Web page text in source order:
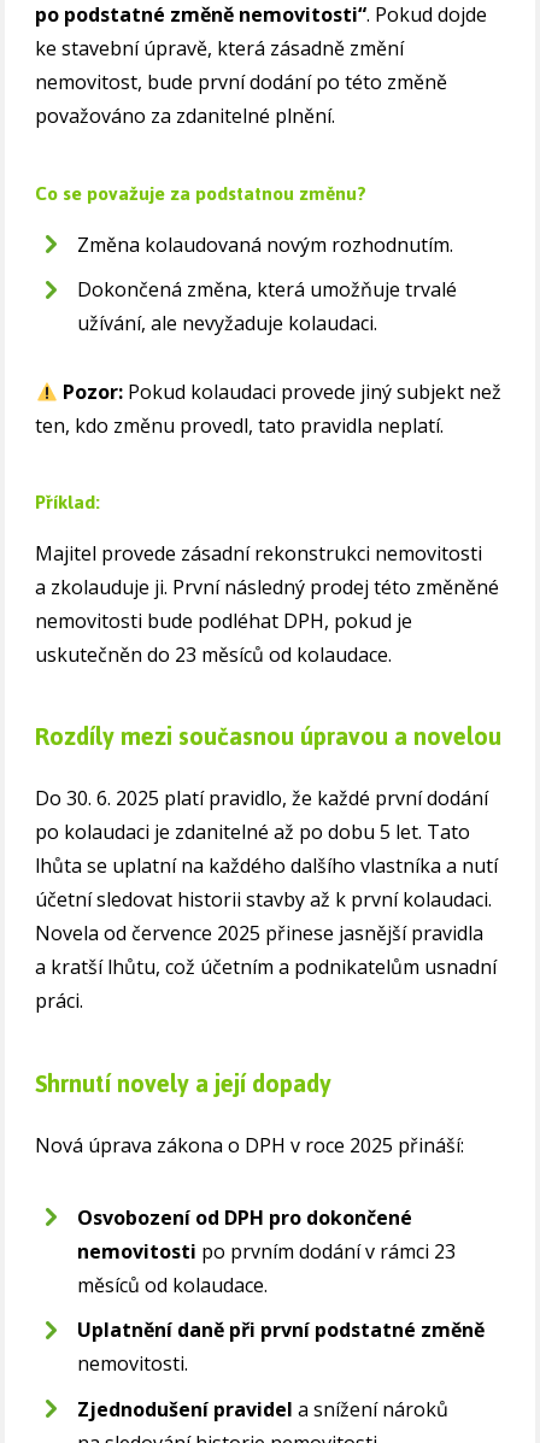
po podstatné změně nemovitosti“. Pokud dojde
ke stavební úpravě, která zásadně změní
nemovitost, bude první dodání po této změně
považováno za zdanitelné plnění.
Co se považuje za podstatnou změnu?
Změna kolaudovaná novým rozhodnutím.
Dokončená změna, která umožňuje trvalé
užívání, ale nevyžaduje kolaudaci.
Pozor:Pokud kolaudaci provede jiný subjekt než
ten, kdo změnu provedl, tato pravidla neplatí.
Příklad:
Majitel provede zásadní rekonstrukci nemovitosti
a zkolauduje ji. První následný prodej této změněné
nemovitosti bude podléhat DPH, pokud je
uskutečněn do 23 měsíců od kolaudace.
Rozdíly mezi současnou úpravou a novelou
Do 30. 6. 2025 platí pravidlo, že každé první dodání
po kolaudaci je zdanitelné až po dobu 5 let. Tato
lhůta se uplatní na každého dalšího vlastníka a nutí
účetní sledovat historii stavby až k první kolaudaci.
Novela od července 2025 přinese jasnější pravidla
a kratší lhůtu, což účetním a podnikatelům usnadní
práci.
Shrnutí novely a její dopady
Nová úprava zákona o DPH v roce 2025 přináší:
Osvobození od DPH pro dokončené
nemovitosti po prvním dodání v rámci 23
měsíců od kolaudace.
Uplatnění daně při první podstatné změně
nemovitosti.
Zjednodušení pravidel a snížení nároků